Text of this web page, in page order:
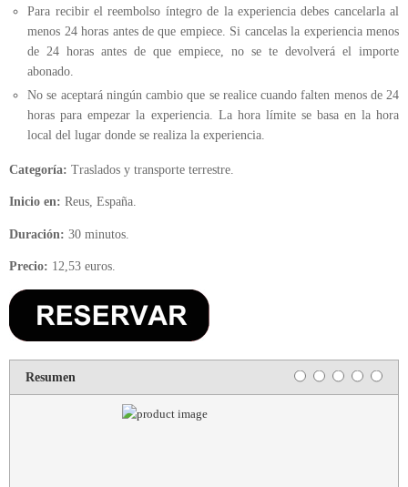
Para recibir el reembolso íntegro de la experiencia debes cancelarla al
menos 24 horas antes de que empiece. Si cancelas la experiencia menos
de 24 horas antes de que empiece, no se te devolverá el importe
abonado.
No se aceptará ningún cambio que se realice cuando falten menos de 24
horas para empezar la experiencia. La hora límite se basa en la hora
local del lugar donde se realiza la experiencia.
Categoría: Traslados y transporte terrestre.
Inicio en: Reus, España.
Duración: 30 minutos.
Precio: 12,53 euros.
Resumen